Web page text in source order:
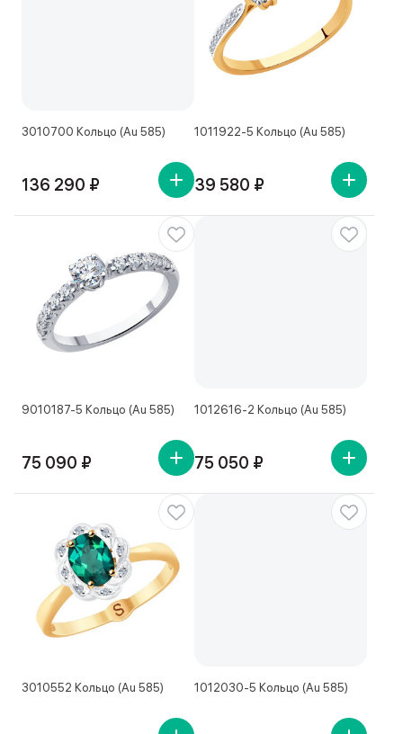
3010700 Кольцо (Au 585)
136 290 ₽
1011922-5 Кольцо (Au 585)
39 580 ₽
9010187-5 Кольцо (Au 585)
75 090 ₽
1012616-2 Кольцо (Au 585)
75 050 ₽
3010552 Кольцо (Au 585) 1012030-5 Кольцо (Au 585)